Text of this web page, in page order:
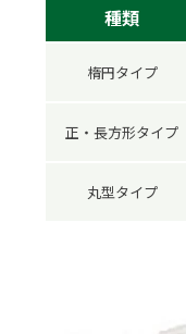
種類
楕円タイプ
正・長方形タイプ
丸型タイプ